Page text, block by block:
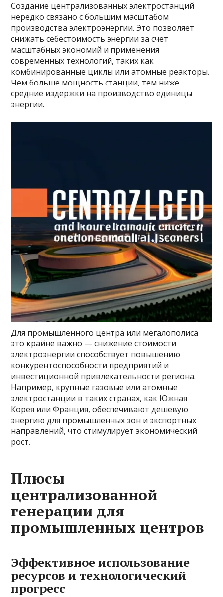
Создание централизованных электростанций
нередко связано с большим масштабом
производства электроэнергии. Это позволяет
снижать себестоимость энергии за счет
масштабных экономий и применения
современных технологий, таких как
комбинированные циклы или атомные реакторы.
Чем больше мощность станции, тем ниже
средние издержки на производство единицы
энергии.
Для промышленного центра или мегалополиса
это крайне важно — снижение стоимости
электроэнергии способствует повышению
конкурентоспособности предприятий и
инвестиционной привлекательности региона.
Например, крупные газовые или атомные
электростанции в таких странах, как Южная
Корея или Франция, обеспечивают дешевую
энергию для промышленных зон и экспортных
направлений, что стимулирует экономический
рост.
Плюсы
централизованной
генерации для
промышленных центров
Эффективное использование
ресурсов и технологический
прогресс